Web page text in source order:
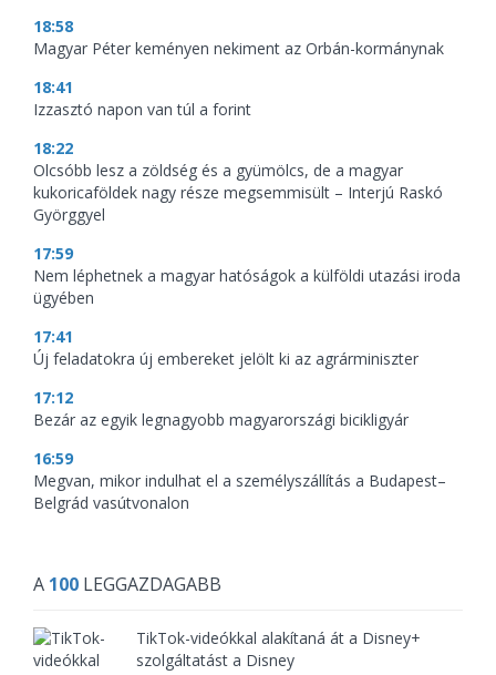
18:58
Magyar Péter keményen nekiment az Orbán-kormánynak
18:41
Izzasztó napon van túl a forint
18:22
Olcsóbb lesz a zöldség és a gyümölcs, de a magyar
kukoricaföldek nagy része megsemmisült – Interjú Raskó
Györggyel
17:59
Nem léphetnek a magyar hatóságok a külföldi utazási iroda
ügyében
17:41
Új feladatokra új embereket jelölt ki az agrárminiszter
17:12
Bezár az egyik legnagyobb magyarországi bicikligyár
16:59
Megvan, mikor indulhat el a személyszállítás a Budapest–
Belgrád vasútvonalon
A 100 LEGGAZDAGABB
TikTok-videókkal alakítaná át a Disney+
szolgáltatást a Disney